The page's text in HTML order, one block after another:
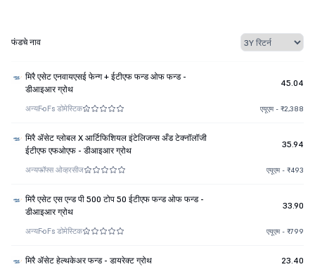
फंडचे नाव
मिरै एसेट एनवायएसई फेन्ग + ईटीएफ फन्ड ओफ फन्ड -
डीआइआर ग्रोथ
45.04
अन्यFoFs डोमेस्टिक एयूएम - ₹2,388
मिरै ॲसेट ग्लोबल X आर्टिफिशियल इंटेलिजन्स अँड टेक्नॉलॉजी
ईटीएफ एफओएफ - डीआइआर ग्रोथ
35.94
अन्यफॉफ्स ओव्हरसीज एयूएम - ₹493
मिरै एसेट एस एन्ड पी 500 टोप 50 ईटीएफ फन्ड ओफ फन्ड -
डीआइआर ग्रोथ
33.90
अन्यFoFs डोमेस्टिक एयूएम - ₹799
मिरै ॲसेट हेल्थकेअर फन्ड - डायरेक्ट ग्रोथ 23.40